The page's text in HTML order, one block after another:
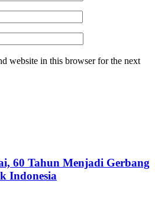
website in this browser for the next
60 Tahun Menjadi Gerbang
Indonesia